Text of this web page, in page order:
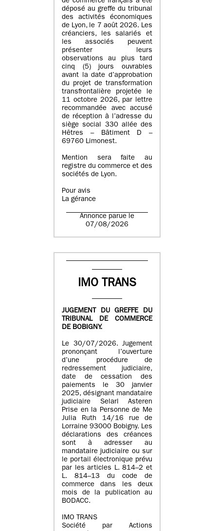
déposé au greffe du tribunal
des activités économiques
de Lyon, le 7 août 2026. Les
créanciers, les salariés et
les associés peuvent
présenter leurs
observations au plus tard
cinq (5) jours ouvrables
avant la date d’approbation
du projet de transformation
transfrontalière projetée le
11 octobre 2026, par lettre
recommandée avec accusé
de réception à l’adresse du
siège social 330 allée des
Hêtres – Bâtiment D –
69760 Limonest.
Mention sera faite au
registre du commerce et des
sociétés de Lyon.
Pour avis
La gérance
Annonce parue le
07/08/2026
IMO TRANS
JUGEMENT DU GREFFE DU
TRIBUNAL DE COMMERCE
DE BOBIGNY.
Le 30/07/2026. Jugement
prononçant l’ouverture
d’une procédure de
redressement judiciaire,
date de cessation des
paiements le 30 janvier
2025, désignant mandataire
judiciaire Selarl Asteren
Prise en la Personne de Me
Julia Ruth 14/16 rue de
Lorraine 93000 Bobigny. Les
déclarations des créances
sont à adresser au
mandataire judiciaire ou sur
le portail électronique prévu
par les articles L. 814–2 et
L. 814–13 du code de
commerce dans les deux
mois de la publication au
BODACC.
IMO TRANS
Société par Actions